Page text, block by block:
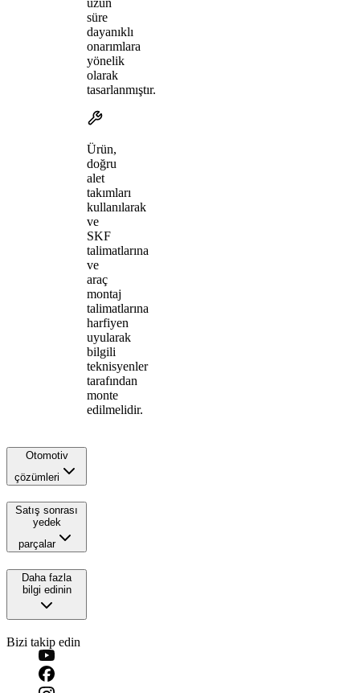
süre
dayanıklı
onarımlara
yönelik
olarak
tasarlanmıştır.
Ürün,
doğru
alet
takımları
kullanılarak
ve
SKF
talimatlarına
ve
araç
montaj
talimatlarına
harfiyen
uyularak
bilgili
teknisyenler
tarafından
monte
edilmelidir.
Otomotiv
çözümleri
Satış sonrası
yedek
parçalar
Daha fazla
bilgi edinin
Bizi takip edin